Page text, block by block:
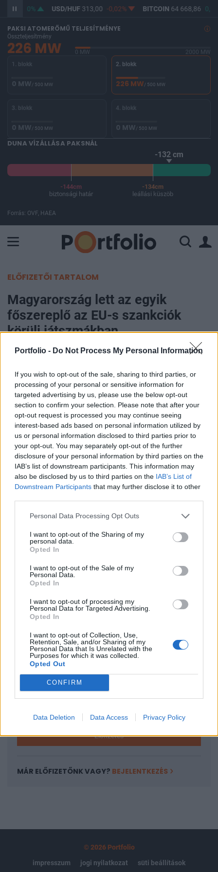
Portfolio - Do Not Process My Personal Information
If you wish to opt-out of the sale, sharing to third parties, or
processing of your personal or sensitive information for
targeted advertising by us, please use the below opt-out
section to confirm your selection. Please note that after your
opt-out request is processed you may continue seeing
interest-based ads based on personal information utilized by
us or personal information disclosed to third parties prior to
your opt-out. You may separately opt-out of the further
disclosure of your personal information by third parties on the
IAB’s list of downstream participants. This information may
also be disclosed by us to third parties on the IAB’s List of
Downstream Participants that may further disclose it to other
Personal Data Processing Opt Outs
I want to opt-out of the Sharing of my
personal data.
Opted In
I want to opt-out of the Sale of my
Personal Data.
Opted In
I want to opt-out of processing my
Personal Data for Targeted Advertising.
Opted In
I want to opt-out of Collection, Use,
Retention, Sale, and/or Sharing of my
Personal Data that Is Unrelated with the
Purposes for which it was collected.
Opted Out
CONFIRM
Data Deletion Data Access Privacy Policy
361,73 0% USD/HUF313,00 -0,02% BITCOIN64 668,86
PAKSI ATOMERŐMŰ TELJESÍTMÉNYE
Összteljesítmény
226 MW 0 MW
2000 MW
1. blokk
0 MW/ 500 MW
2. blokk
226 MW/ 500 MW
3. blokk
0 MW/ 500 MW
4. blokk
0 MW/ 500 MW
DUNA VÍZÁLLÁSA PAKSNÁL
-132 cm
-144cm
biztonsági határ
-134cm
leállási küszöb
Forrás: OVF, HAEA
ELŐFIZETŐI TARTALOM
Magyarország lett az egyik
főszereplő az EU-s szankciók
körüli játszmákban
Portfolio
Az Európai Unió és Oroszország közötti fokozódó
feszültségek közepette az EU szankciós listájáról
az elmúlt két évben mindössze nyolc személyt
vettek le. Nekik egy bonyolult jogi folyamaton
kellett átesniük, vagy arra volt szükség, hogy egy
tagállam lobbizza ki az eltávolításukat.
Magyarország is rendszeresen javasolja
személyek törlését az uniós listáról.
Az EU szankciórendszere, amelyet eredetileg Vlagyimir
Putyin orosz elnök 2022-es teljes körű ukrajnai inváziójára
szervezetre vetett ki vízumtilalmat és fagyasztotta be
vagyonukat. Ebben a helyzetben az EU-ellenes peres
összehangolt erőfeszítéseit tükrözi, hogy
megkérdőjelezzék...
KEDVES OLVASÓNK!
A keresett cikk a portfolio.hu hírarchívumához
tartozik, melynek olvasása előfizetéses
regisztrációhoz kötött.
Az előfizetés a következőket tartalmazza:
Portfolio.hu teljes cikkarchívum
Kötéslisták: BÉT elmúlt 2 év napon belüli
Előfizetés
MÁR ELŐFIZETŐNK VAGY? BEJELENTKEZÉS
© 2026 Portfolio
impresszum
jogi nyilatkozat süti beállítások